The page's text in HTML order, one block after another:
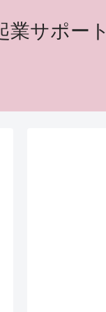
サポート